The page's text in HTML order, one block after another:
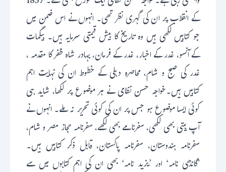
کے انقلاب پر ان کی گہری نظر تھی۔ انہوں نے اس ضمن میں
جو کتابیں لکھی ہیں وہ تاریخ کا بیش قیمتی سرمایہ ہیں۔ بیگمات
کے آنسو، غدر کے اخبار، غدر کے فرمان، بہادر شاہ ظفر کا مقدمہ ،
غدر کی صبح و شام، محاصرہ دہلی کے خطوط ان کی نہایت اہم
کتابیں ہیں۔خواجہ حسن نظامی نے ہر موضوع پر لکھا، شاید ہی
کوئی ایسا موضوع ہو جس پر ان کی کوئی تحریر نہ ملے۔ انہوں نے
آپ بیتی بھی لکھی، سفرنامے بھی لکھے، سفرنامہ حجاز مصر و شام،
سفرنامہ ہندوستان، سفرنامہ پاکستان، قابل ذکر کتابیں ہیں۔
’گاندھی نامہ‘ اور ’یزید نامہ‘ بھی ان کی اہم کتابوں میں سے